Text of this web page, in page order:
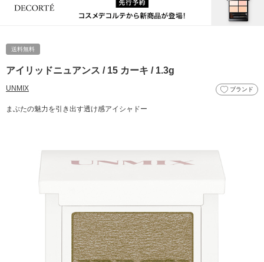
送料無料
アイリッドニュアンス / 15 カーキ / 1.3g
UNMIX ブランド
まぶたの魅力を引き出す透け感アイシャドー